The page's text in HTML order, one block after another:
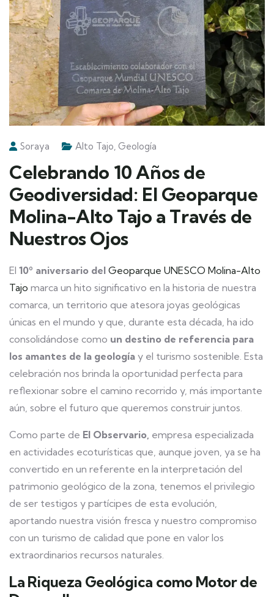
Soraya Alto Tajo, Geología
Celebrando 10 Años de
Geodiversidad: El Geoparque
Molina-Alto Tajo a Través de
Nuestros Ojos
El 10º aniversario del Geoparque UNESCO Molina-Alto
Tajo marca un hito significativo en la historia de nuestra
comarca, un territorio que atesora joyas geológicas
únicas en el mundo y que, durante esta década, ha ido
consolidándose como un destino de referencia para
los amantes de la geología y el turismo sostenible. Esta
celebración nos brinda la oportunidad perfecta para
reflexionar sobre el camino recorrido y, más importante
aún, sobre el futuro que queremos construir juntos.
Como parte de El Observario, empresa especializada
en actividades ecoturísticas que, aunque joven, ya se ha
convertido en un referente en la interpretación del
patrimonio geológico de la zona, tenemos el privilegio
de ser testigos y partícipes de esta evolución,
aportando nuestra visión fresca y nuestro compromiso
con un turismo de calidad que pone en valor los
extraordinarios recursos naturales.
La Riqueza Geológica como Motor de